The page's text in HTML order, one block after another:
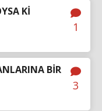
Kİ
1
BİR
3